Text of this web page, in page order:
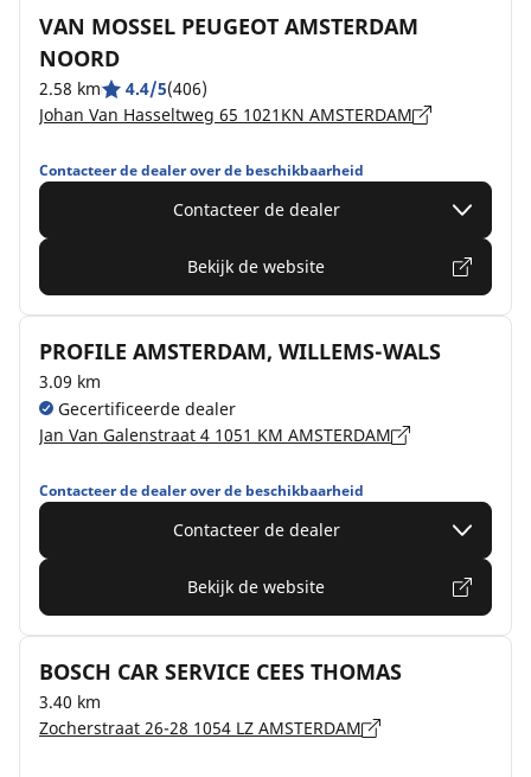
VAN MOSSEL PEUGEOT AMSTERDAM
NOORD
2.58 km 4.4/5(406)
Johan Van Hasseltweg 65 1021KN AMSTERDAM
Contacteer de dealer over de beschikbaarheid
Contacteer de dealer
Bekijk de website
PROFILE AMSTERDAM, WILLEMS-WALS
3.09 km
Gecertificeerde dealer
Jan Van Galenstraat 4 1051 KM AMSTERDAM
Contacteer de dealer over de beschikbaarheid
Contacteer de dealer
Bekijk de website
BOSCH CAR SERVICE CEES THOMAS
3.40 km
Zocherstraat 26-28 1054 LZ AMSTERDAM